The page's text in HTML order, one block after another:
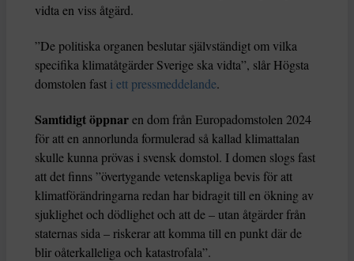
vidta en viss åtgärd.
”De politiska organen beslutar självständigt om vilka
specifika klimatåtgärder Sverige ska vidta”, slår Högsta
domstolen fast i ett pressmeddelande.
Samtidigt öppnaren dom från Europadomstolen 2024
för att en annorlunda formulerad så kallad klimattalan
skulle kunna prövas i svensk domstol. I domen slogs fast
att det finns ”övertygande vetenskapliga bevis för att
klimatförändringarna redan har bidragit till en ökning av
sjuklighet och dödlighet och att de – utan åtgärder från
staternas sida – riskerar att komma till en punkt där de
blir oåterkalleliga och katastrofala”.